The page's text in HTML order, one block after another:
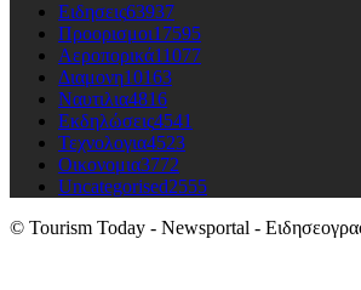
Ειδησεις63937
Προορισμοι17595
Αεροπορικά11077
Διαμονη10163
Ναυτιλια4816
Εκδηλώσεις4541
Τεχνολογια4523
Οικονομια3772
Uncategorised2555
© Tourism Today - Newsportal -